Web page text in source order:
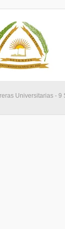
Universitarias - 9